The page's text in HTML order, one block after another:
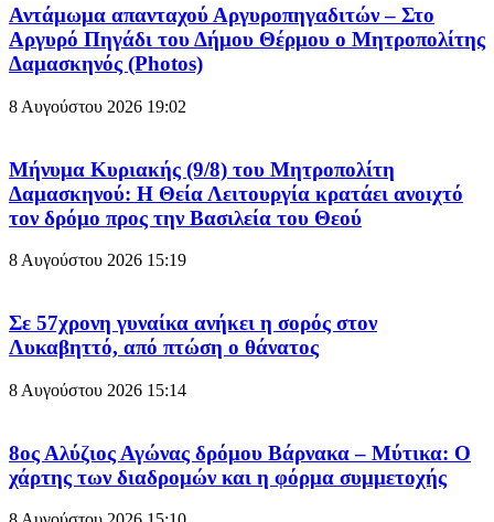
Αντάμωμα απανταχού Αργυροπηγαδιτών – Στο
Αργυρό Πηγάδι του Δήμου Θέρμου ο Μητροπολίτης
Δαμασκηνός (Photos)
8 Αυγούστου 2026 19:02
Μήνυμα Κυριακής (9/8) του Μητροπολίτη
Δαμασκηνού: Η Θεία Λειτουργία κρατάει ανοιχτό
τον δρόμο προς την Βασιλεία του Θεού
8 Αυγούστου 2026 15:19
Σε 57χρονη γυναίκα ανήκει η σορός στον
Λυκαβηττό, από πτώση ο θάνατος
8 Αυγούστου 2026 15:14
8ος Αλύζιος Αγώνας δρόμου Βάρνακα – Μύτικα: Ο
χάρτης των διαδρομών και η φόρμα συμμετοχής